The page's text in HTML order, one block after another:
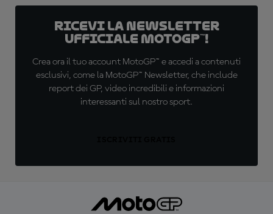
Ricevi la newsletter
ufficiale MotoGP™!
Crea ora il tuo account MotoGP™ e accedi a contenuti
esclusivi, come la MotoGP™ Newsletter, che include
report dei GP, video incredibili e informazioni
interessanti sul nostro sport.